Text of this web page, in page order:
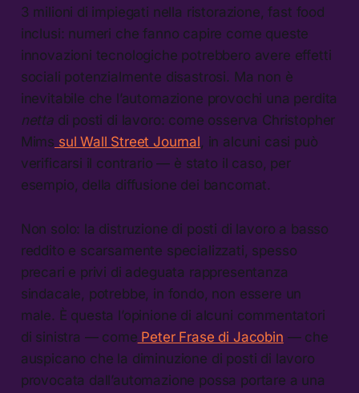
3 milioni di impiegati nella ristorazione, fast food
inclusi: numeri che fanno capire come queste
innovazioni tecnologiche potrebbero avere effetti
sociali potenzialmente disastrosi. Ma non è
inevitabile che l’automazione provochi una perdita
nettadi posti di lavoro: come osserva Christopher
Mims sul Wall Street Journal, in alcuni casi può
verificarsi il contrario — è stato il caso, per
esempio, della diffusione dei bancomat.
Non solo: la distruzione di posti di lavoro a basso
reddito e scarsamente specializzati, spesso
precari e privi di adeguata rappresentanza
sindacale, potrebbe, in fondo, non essere un
male. È questa l’opinione di alcuni commentatori
di sinistra — come Peter Frase di Jacobin — che
auspicano che la diminuzione di posti di lavoro
provocata dall’automazione possa portare a una